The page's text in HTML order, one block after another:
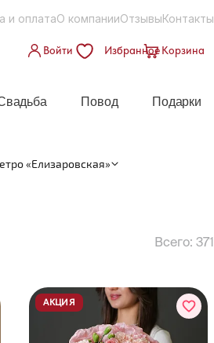
и оплатаО компанииОтзывыКонтакты
Войти ИзбранноеКорзина
Повод Подарки
«Елизаровская»
Всего: 371
АКЦИЯ